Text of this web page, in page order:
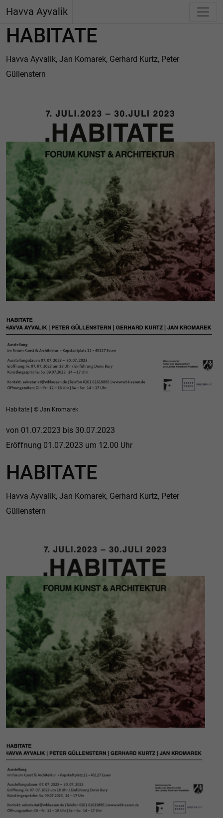
Havva Ayvalik
HABITATE
Havva Ayvalik, Jan Komarek, Gerhard Kurtz, Peter
Güllenstern
Habitate | © Jan Kromarek
von 01.07.2023 bis 30.07.2023
Eröffnung 01.07.2023 um 12.00 Uhr
HABITATE
Havva Ayvalik, Jan Komarek, Gerhard Kurtz, Peter
Güllenstern